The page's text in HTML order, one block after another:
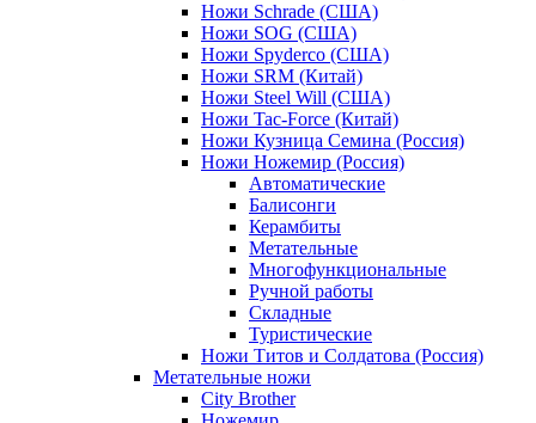
Ножи Schrade (США)
Ножи SOG (США)
Ножи Spyderco (США)
Ножи SRM (Китай)
Ножи Steel Will (США)
Ножи Tac-Force (Китай)
Ножи Кузница Семина (Россия)
Ножи Ножемир (Россия)
Автоматические
Балисонги
Керамбиты
Метательные
Многофункциональные
Ручной работы
Складные
Туристические
Ножи Титов и Солдатова (Россия)
Метательные ножи
City Brother